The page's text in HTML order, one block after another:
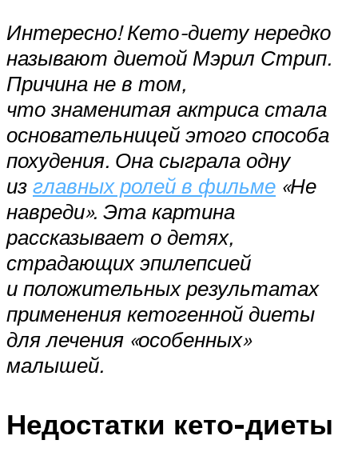
Интересно! Кето-диету нередко
называют диетой Мэрил Стрип.
Причина не в том,
что знаменитая актриса стала
основательницей этого способа
похудения. Она сыграла одну
из главных ролей в фильме «Не
навреди». Эта картина
рассказывает о детях,
страдающих эпилепсией
и положительных результатах
применения кетогенной диеты
для лечения «особенных»
малышей.
Недостатки кето-диеты